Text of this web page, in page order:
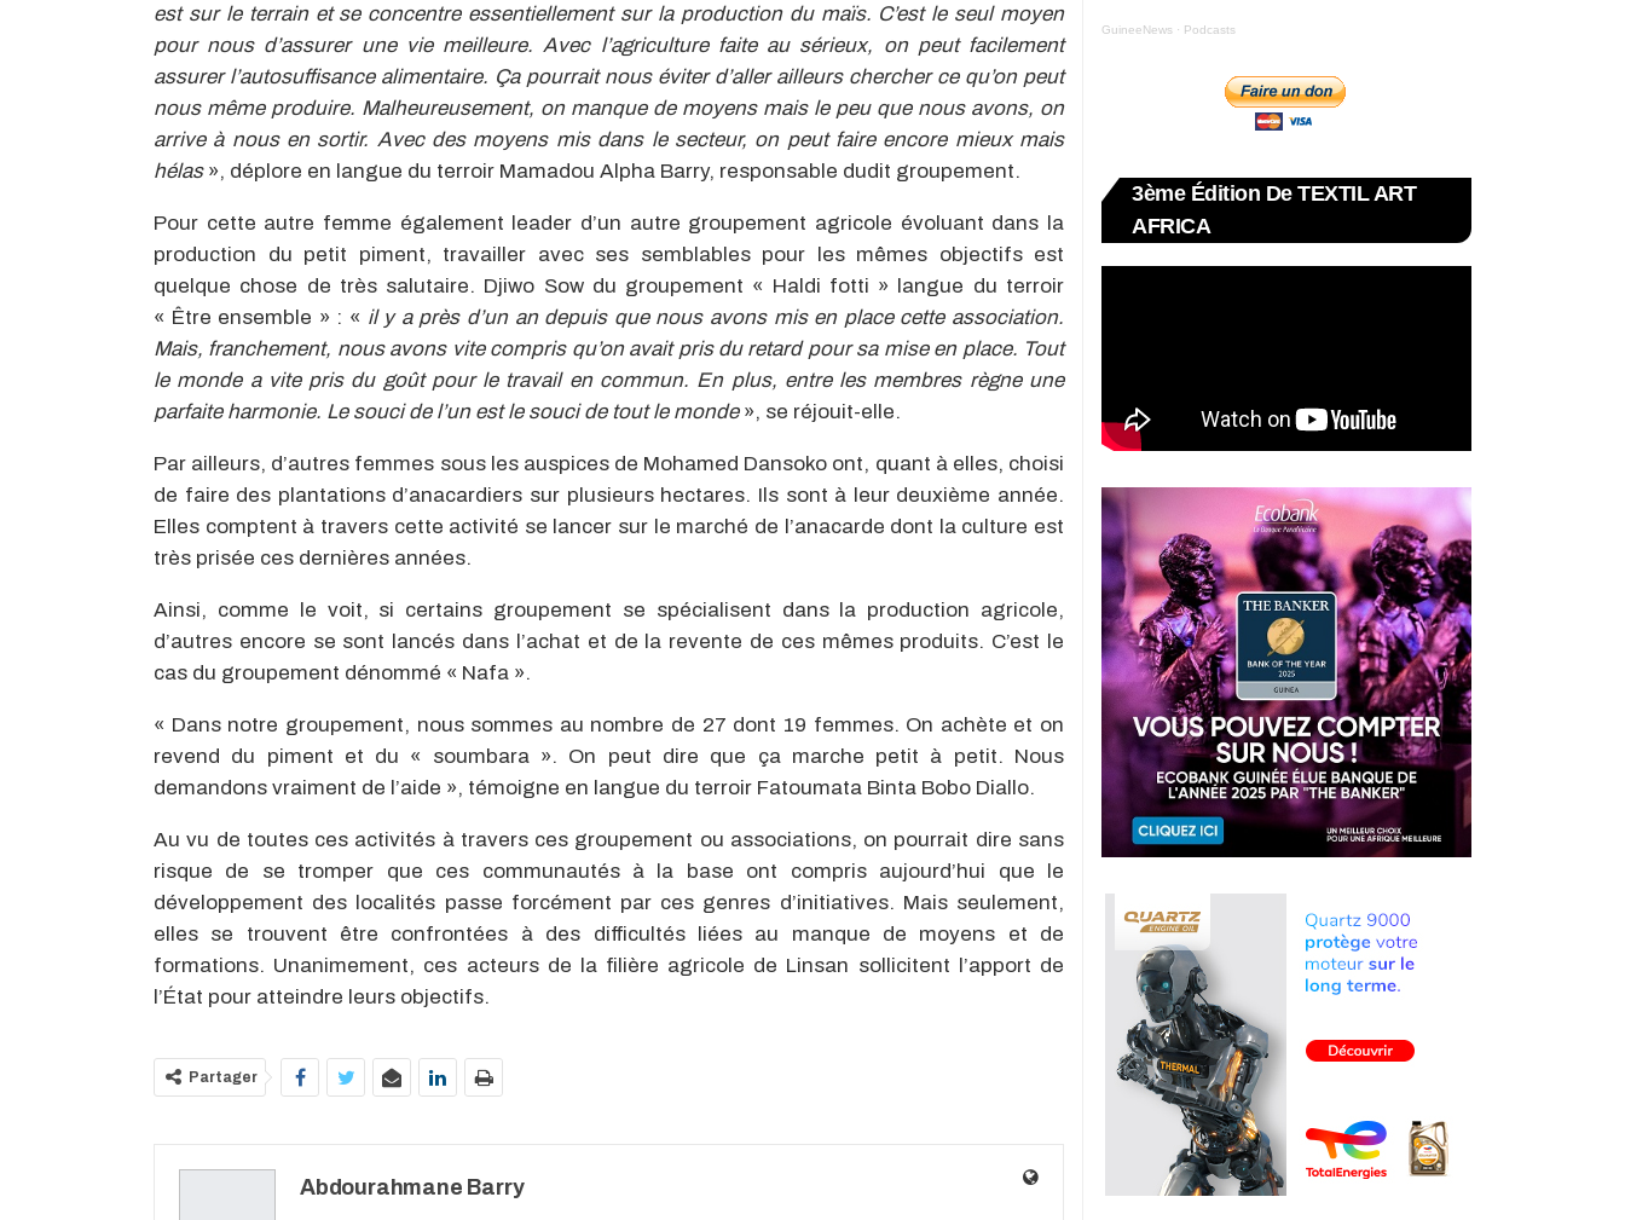
est sur le terrain et se concentre essentiellement sur la production du maïs. C’est le seul moyen
pour nous d’assurer une vie meilleure. Avec l’agriculture faite au sérieux, on peut facilement
assurer l’autosuffisance alimentaire. Ça pourrait nous éviter d’aller ailleurs chercher ce qu’on peut
nous même produire. Malheureusement, on manque de moyens mais le peu que nous avons, on
arrive à nous en sortir. Avec des moyens mis dans le secteur, on peut faire encore mieux mais
hélas », déplore en langue du terroir Mamadou Alpha Barry, responsable dudit groupement.
Pour cette autre femme également leader d’un autre groupement agricole évoluant dans la
production du petit piment, travailler avec ses semblables pour les mêmes objectifs est
quelque chose de très salutaire. Djiwo Sow du groupement « Haldi fotti » langue du terroir
« Être ensemble » : « il y a près d’un an depuis que nous avons mis en place cette association.
Mais, franchement, nous avons vite compris qu’on avait pris du retard pour sa mise en place. Tout
le monde a vite pris du goût pour le travail en commun. En plus, entre les membres règne une
parfaite harmonie. Le souci de l’un est le souci de tout le monde», se réjouit-elle.
Par ailleurs, d’autres femmes sous les auspices de Mohamed Dansoko ont, quant à elles, choisi
de faire des plantations d’anacardiers sur plusieurs hectares. Ils sont à leur deuxième année.
Elles comptent à travers cette activité se lancer sur le marché de l’anacarde dont la culture est
très prisée ces dernières années.
Ainsi, comme le voit, si certains groupement se spécialisent dans la production agricole,
d’autres encore se sont lancés dans l’achat et de la revente de ces mêmes produits. C’est le
cas du groupement dénommé « Nafa ».
« Dans notre groupement, nous sommes au nombre de 27 dont 19 femmes. On achète et on
revend du piment et du « soumbara ». On peut dire que ça marche petit à petit. Nous
demandons vraiment de l’aide », témoigne en langue du terroir Fatoumata Binta Bobo Diallo.
Au vu de toutes ces activités à travers ces groupement ou associations, on pourrait dire sans
risque de se tromper que ces communautés à la base ont compris aujourd’hui que le
développement des localités passe forcément par ces genres d’initiatives. Mais seulement,
elles se trouvent être confrontées à des difficultés liées au manque de moyens et de
formations. Unanimement, ces acteurs de la filière agricole de Linsan sollicitent l’apport de
l’État pour atteindre leurs objectifs.
Partager
Abdourahmane Barry
GuineeNews · Podcasts
3ème Édition De TEXTIL ART
AFRICA